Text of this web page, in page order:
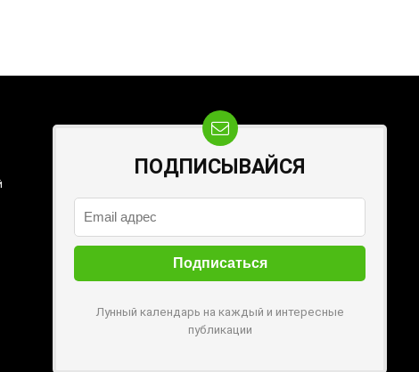
ПОДПИСЫВАЙСЯ
Лунный календарь на каждый и интересные
публикации